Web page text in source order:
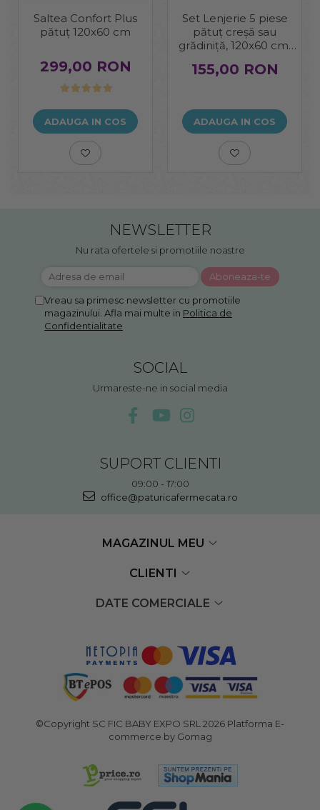
Saltea Confort Plus
pătuț 120x60 cm
299,00 RON
ADAUGA IN COS
Set Lenjerie 5 piese
pătuț creșă sau
grădiniță, 120x60 cm,
Ursuleți în balon
155,00 RON
ADAUGA IN COS
NEWSLETTER
Nu rata ofertele si promotiile noastre
Vreau sa primesc newsletter cu promotiile
magazinului. Afla mai multe in Politica de
Confidentialitate
SOCIAL
Urmareste-ne in social media
SUPORT CLIENTI
09:00 - 17:00
office@paturicafermecata.ro
MAGAZINUL MEU
CLIENTI
DATE COMERCIALE
©Copyright SC FIC BABY EXPO SRL 2026 Platforma E-
commerce by Gomag